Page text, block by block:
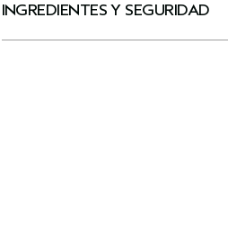
INGREDIENTES Y SEGURIDAD